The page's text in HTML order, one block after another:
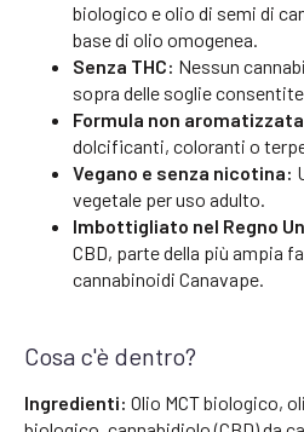
biologico e olio di semi di
base di olio omogenea.
Senza THC: Nessun
sopra delle soglie
Formula non
dolcificanti, coloranti o
Vegano e senza nicotina:
vegetale per uso adulto.
Imbottigliato nel Regno
CBD, parte della più ampia
cannabinoidi Canavape.
Cosa c'è dentro?
Ingredienti: Olio MCT biologico,